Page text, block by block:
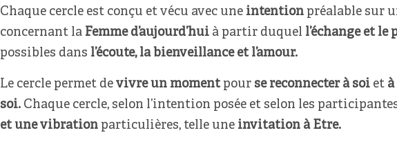
Chaque cercle est conçu et vécu avec une intention préalable sur
concernant la Femme d’aujourd’hui à partir duquel l’échange et le
possibles dans l’écoute, la bienveillance et l’amour.
Le cercle permet devivre un momentpour se reconnecter à soi et
soi. Chaque cercle, selon l’intention posée et selon les
et une vibration particulières, telle une invitation à Etre.